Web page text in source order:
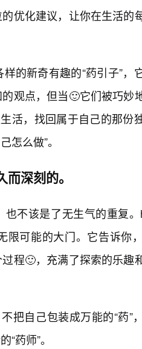
优化建议，让你在生活的
的新奇有趣的“药引子”，
观点，但当🙂它们被巧妙
活，找回属于自己的那份
怎么做”。
深刻的。
不该是了无生气的重复
限可能的大门。它告诉你
程🙂，充满了探索的乐趣
把自己包装成万能的“药”
药师”。